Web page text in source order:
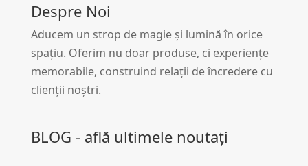
Despre Noi
Aducem un strop de magie și lumină în orice
spațiu. Oferim nu doar produse, ci experiențe
memorabile, construind relații de încredere cu
clienții noștri.
BLOG - află ultimele noutați